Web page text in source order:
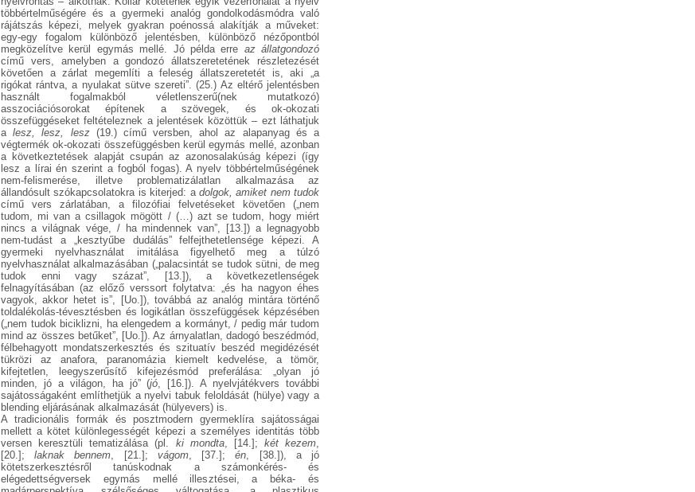
többértelműségére és a gyermeki analóg gondolkodásmódra való
rájátszás képezi, melyek gyakran poénossá alakítják a műveket:
egy-egy fogalom különböző jelentésben, különböző nézőpontból
megközelítve kerül egymás mellé. Jó példa erre az állatgondozó
című vers, amelyben a gondozó állatszeretetének részletezését
követően a zárlat megemlíti a feleség állatszeretetét is, aki „a
rigókat rántva, a nyulakat sütve szereti”. (25.) Az eltérő jelentésben
használt fogalmakból véletlenszerű(nek mutatkozó)
asszociációsorokat építenek a szövegek, és ok-okozati
összefüggéseket feltételeznek a jelentések közöttük – ezt láthatjuk
alesz, lesz, lesz(19.) című versben, ahol az alapanyag és a
végtermék ok-okozati összefüggésben kerül egymás mellé, azonban
a következtetések alapját csupán az azonosalakúság képezi (így
lesz a lírai én szerint a fogból fogas). A nyelv többértelműségének
nem-felismerése, illetve problematizálatlan alkalmazása az
állandósult szókapcsolatokra is kiterjed: a dolgok, amiket nem tudok
című vers zárlatában, a filozófiai felvetéseket követően („nem
tudom, mi van a csillagok mögött / (…) azt se tudom, hogy miért
nincs a világnak vége, / ha mindennek van”, [13.]) a legnagyobb
nem-tudást a „kesztyűbe dudálás” felfejthetetlensége képezi. A
gyermeki nyelvhasználat imitálása figyelhető meg a túlzó
nyelvhasználat alkalmazásában („palacsintát se tudok sütni, de meg
tudok enni vagy százat”, [13.]), a következetlenségek
felnagyításában (az előző verssort folytatva: „és ha nagyon éhes
vagyok, akkor hetet is”, [Uo.]), továbbá az analóg mintára történő
toldalékolás-tévesztésben és logikátlan összefüggések képzésében
(„nem tudok biciklizni, ha elengedem a kormányt, / pedig már tudom
mind az összes betűket”, [Uo.]). Az árnyalatlan, dadogó beszédmód,
félbehagyott mondatszerkesztés és szituatív beszéd megidézését
tükrözi az anafora, paranomázia kiemelt kedvelése, a tömör,
kifejtetlen, leegyszerűsítő kifejezésmód preferálása: „olyan jó
minden, jó a világon, ha jó” (jó, [16.]). A nyelvjátékvers további
sajátosságaként említhetjük a nyelvi tabuk feloldását (hülye) vagy a
blending eljárásának alkalmazását (hülyevers) is.
A tradicionális formák és posztmodern gyermeklíra sajátosságai
mellett a kötet különlegességét képezi a személyes identitás több
versen keresztüli tematizálása (pl. ki mondta, [14.]; két kezem,
[20.];laknak bennem, [21.]; vágom, [37.];én, [38.]), a jó
kötetszerkesztésről tanúskodnak a számonkérés- és
elégedettségversek egymás mellé illesztései, a béka- és